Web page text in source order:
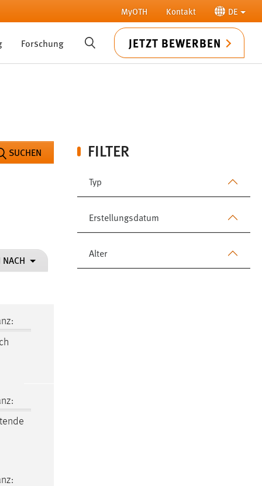
MyOTH Kontakt DE
Forschung SUCHE JETZT BEWERBEN
FILTER
Typ
Erstellungsdatum
Alter
SUCHEN
NACH